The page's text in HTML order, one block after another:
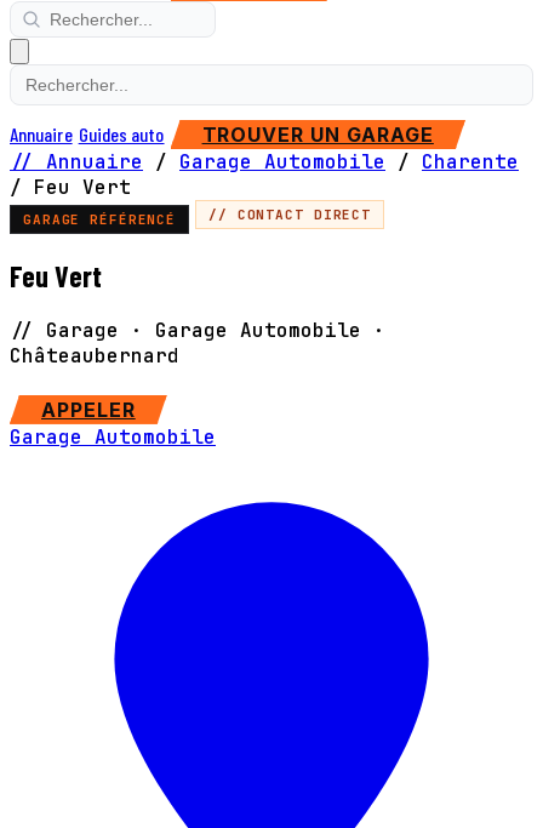
Annuaire Guides auto TROUVER UN GARAGE
// Annuaire / Garage Automobile / Charente
/ Feu Vert
GARAGE RÉFÉRENCÉ // CONTACT DIRECT
Feu Vert
// Garage · Garage Automobile ·
Châteaubernard
APPELER
Garage Automobile